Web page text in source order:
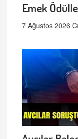
Emek
7 Ağustos 2026